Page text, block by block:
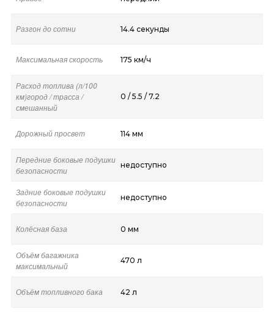
Разгон до сотни 14.4 секунды
Максимальная скорость 175 км/ч
Расход топлива (л/100
км)город / трасса /
смешанный
0 / 5.5 / 7.2
Дорожный просвет 114 мм
Передние боковые подушки
безопасности
недоступно
Задние боковые подушки
безопасности
недоступно
Колёсная база 0 мм
Объём багажника
максимальный
470 л
Объём топливного бака 42 л